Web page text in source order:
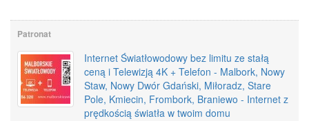
Patronat
Internet Światłowodowy bez limitu ze stałą
ceną i Telewizją 4K + Telefon - Malbork, Nowy
Staw, Nowy Dwór Gdański, Miłoradz, Stare
Pole, Kmiecin, Frombork, Braniewo - Internet z
prędkością światła w twoim domu